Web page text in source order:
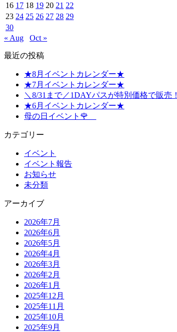
16 17 18 19 20 21 22
23 24 25 26 27 28 29
30
« Aug
Oct »
最近の投稿
★8月イベントカレンダー★
★7月イベントカレンダー★
＼8/31まで／1DAYパスが特別価格で販売！
★6月イベントカレンダー★
母の日イベント🌹
カテゴリー
イベント
イベント報告
お知らせ
未分類
アーカイブ
2026年7月
2026年6月
2026年5月
2026年4月
2026年3月
2026年2月
2026年1月
2025年12月
2025年11月
2025年10月
2025年9月